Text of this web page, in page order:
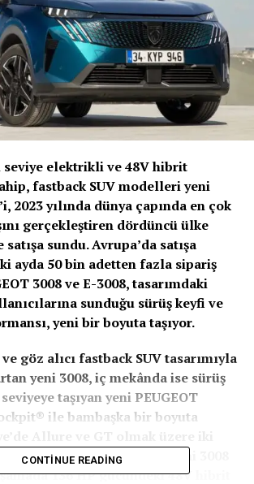
seviye elektrikli ve 48V hibrit
fastback SUV modelleri yeni
2023 yılında dünya çapında en çok
gerçekleştiren dördüncü ülke
sundu. Avrupa’da satışa
ayda 50 bin adetten fazla sipariş
3008 ve E-3008, tasarımdaki
sunduğu sürüş keyfi ve
yeni bir boyuta taşıyor.
göz alıcı fastback SUV tasarımıyla
yeni 3008, iç mekânda ise sürüş
taşıyan yeni PEUGEOT
ile bambaşka bir boyuta
seviyesiyle satışa sunulan yeni 3008
136 HP gücündeki 48V hibrit
CONTINUE READING